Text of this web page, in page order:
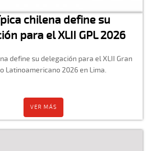
chilena define su
para el XLII GPL 2026
define su delegación para el XLII Gran
Latinoamericano 2026 en Lima.
VER MÁS